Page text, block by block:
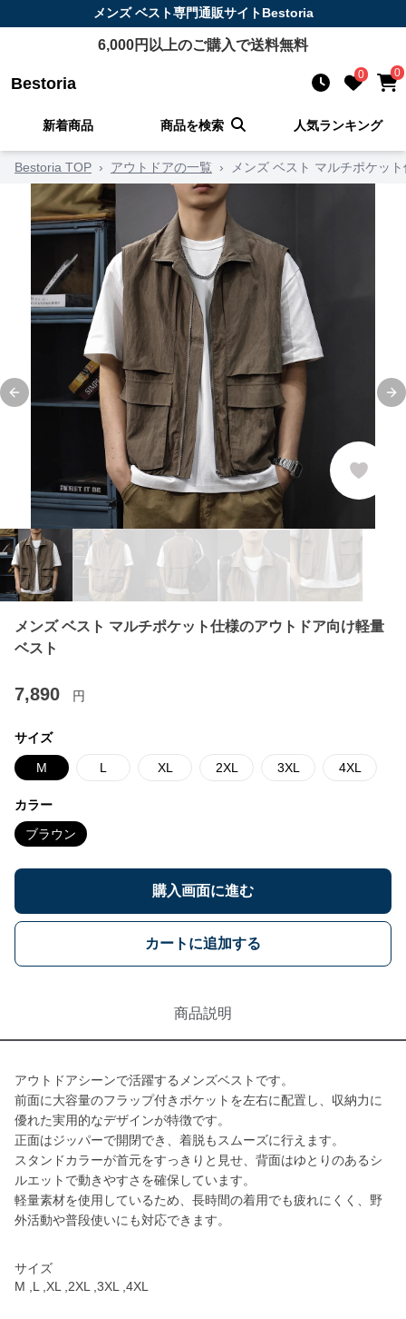
メンズ ベスト専門通販サイトBestoria
6,000円以上のご購入で送料無料
Bestoria 0 0
新着商品 商品を検索 人気ランキング
Bestoria TOP › アウトドアの一覧 › メンズ ベスト マルチポケッ
Previous slide
メンズ ベスト マルチポケット仕様のアウトドア向け軽量
ベスト
7,890 円
サイズ
M L XL 2XL 3XL 4XL
カラー
ブラウン
購入画面に進む
カートに追加する
商品説明
アウトドアシーンで活躍するメンズベストです。
前面に大容量のフラップ付きポケットを左右に配置し、収納力に
優れた実用的なデザインが特徴です。
正面はジッパーで開閉でき、着脱もスムーズに行えます。
スタンドカラーが首元をすっきりと見せ、背面はゆとりのあるシ
ルエットで動きやすさを確保しています。
軽量素材を使用しているため、長時間の着用でも疲れにくく、野
外活動や普段使いにも対応できます。
サイズ
M ,L ,XL ,2XL ,3XL ,4XL